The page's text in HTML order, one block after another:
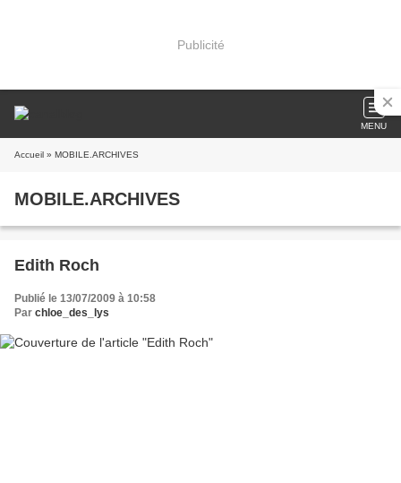
Publicité
MENU
Accueil » MOBILE.ARCHIVES
MOBILE.ARCHIVES
Edith Roch
Publié le 13/07/2009 à 10:58
Par chloe_des_lys